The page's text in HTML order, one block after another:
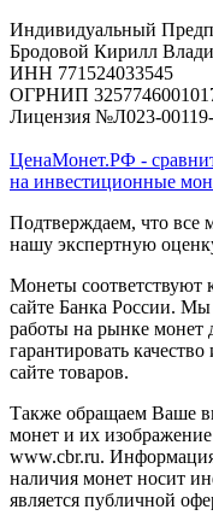
Индивидуальный
Бродовой Кирилл
ИНН 771524033545
ОГРНИП
Лицензия №Л023-00119-
ЦенаМонет.РФ -
на инвестиционные
Подтверждаем, что все
нашу экспертную
Монеты соответствуют
сайте Банка России.
работы на рынке монет
гарантировать
сайте товаров.
Также обращаем Ваше
монет и их
www.cbr.ru.
наличия монет носит
является публичной